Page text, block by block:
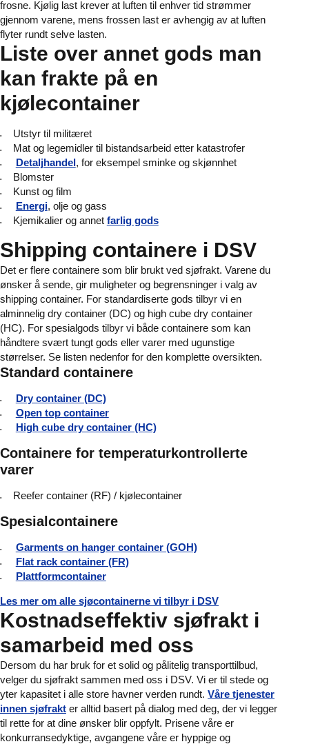
frosne. Kjølig last krever at luften til enhver tid strømmer
gjennom varene, mens frossen last er avhengig av at luften
flyter rundt selve lasten.
Liste over annet gods man
kan frakte på en
kjølecontainer
Utstyr til militæret
Mat og legemidler til bistandsarbeid etter katastrofer
Detaljhandel, for eksempel sminke og skjønnhet
Blomster
Kunst og film
Energi, olje og gass
Kjemikalier og annet farlig gods
Shipping containere i DSV
Det er flere containere som blir brukt ved sjøfrakt. Varene du
ønsker å sende, gir muligheter og begrensninger i valg av
shipping container. For standardiserte gods tilbyr vi en
alminnelig dry container (DC) og high cube dry container
(HC). For spesialgods tilbyr vi både containere som kan
håndtere svært tungt gods eller varer med ugunstige
størrelser. Se listen nedenfor for den komplette oversikten.
Standard containere
Dry container (DC)
Open top container
High cube dry container (HC)
Containere for temperaturkontrollerte
varer
Reefer container (RF) / kjølecontainer
Spesialcontainere
Garments on hanger container (GOH)
Flat rack container (FR)
Plattformcontainer
Les mer om alle sjøcontainerne vi tilbyr i DSV
Kostnadseffektiv sjøfrakt i
samarbeid med oss
Dersom du har bruk for et solid og pålitelig transporttilbud,
velger du sjøfrakt sammen med oss i DSV. Vi er til stede og
yter kapasitet i alle store havner verden rundt. Våre tjenester
innen sjøfrakt er alltid basert på dialog med deg, der vi legger
til rette for at dine ønsker blir oppfylt. Prisene våre er
konkurransedyktige, avgangene våre er hyppige og